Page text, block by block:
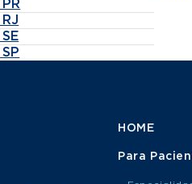
HOME
Para